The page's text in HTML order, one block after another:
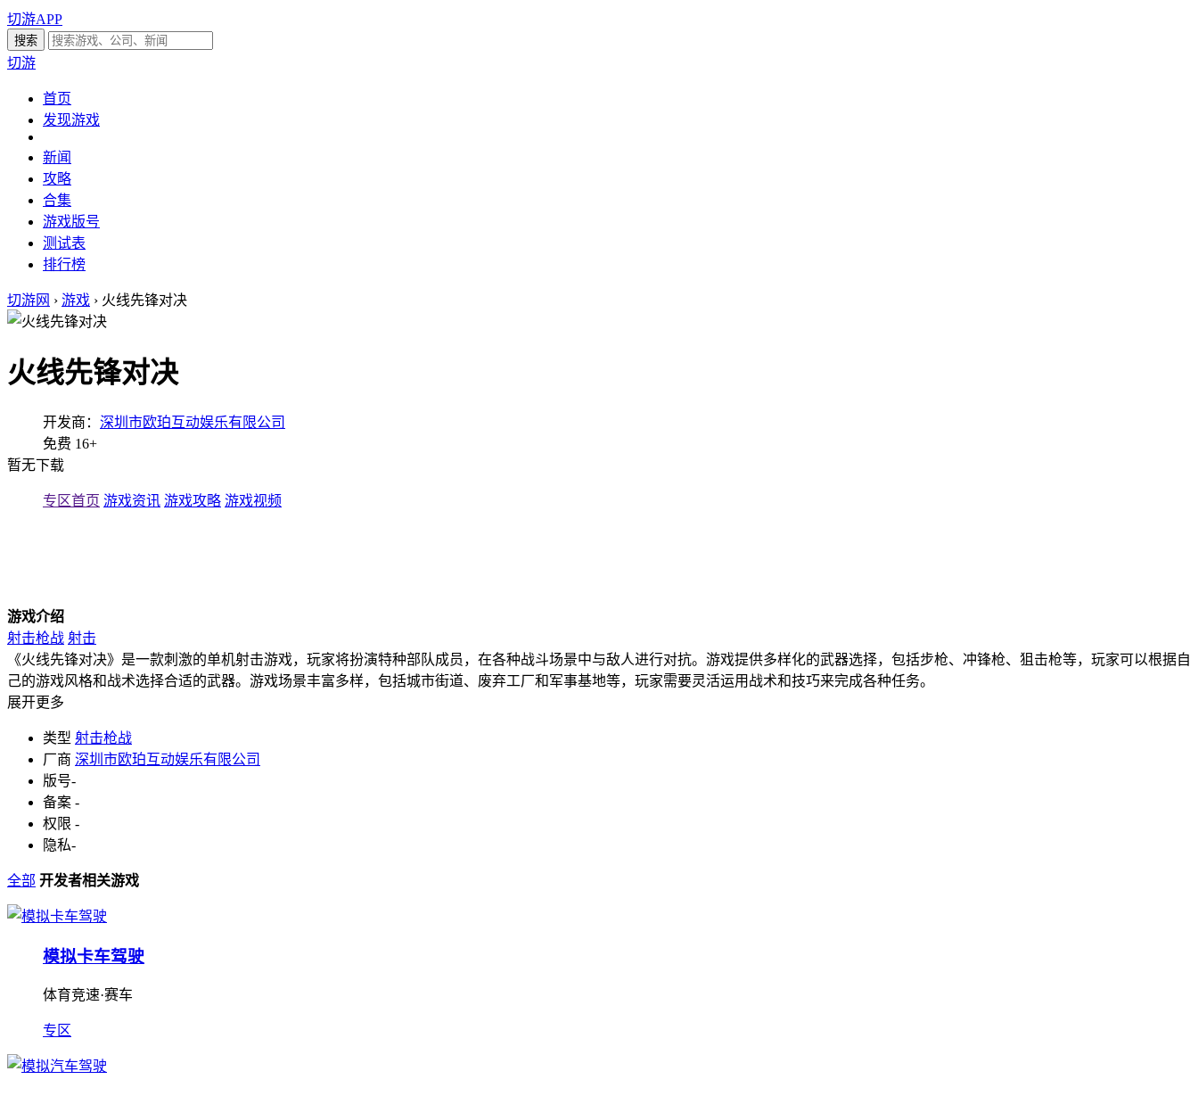
切游APP
切游
首页
发现游戏
新闻
攻略
合集
游戏版号
测试表
排行榜
切游网 › 游戏 › 火线先锋对决
火线先锋对决
开发商： 深圳市欧珀互动娱乐有限公司
免费 16+
暂无下载
专区首页 游戏资讯 游戏攻略 游戏视频
游戏介绍
射击枪战 射击
《火线先锋对决》是一款刺激的单机射击游戏，玩家将扮演特种部队成员，在各种战斗场景中与敌人进行对抗。游戏提供多样化的武器选择，包括步枪、冲锋枪、狙击枪等，玩家可以根据自
己的游戏风格和战术选择合适的武器。游戏场景丰富多样，包括城市街道、废弃工厂和军事基地等，玩家需要灵活运用战术和技巧来完成各种任务。
展开更多
类型 射击枪战
厂商 深圳市欧珀互动娱乐有限公司
版号-
备案 -
权限 -
隐私-
全部 开发者相关游戏
模拟卡车驾驶
体育竞速·赛车
专区